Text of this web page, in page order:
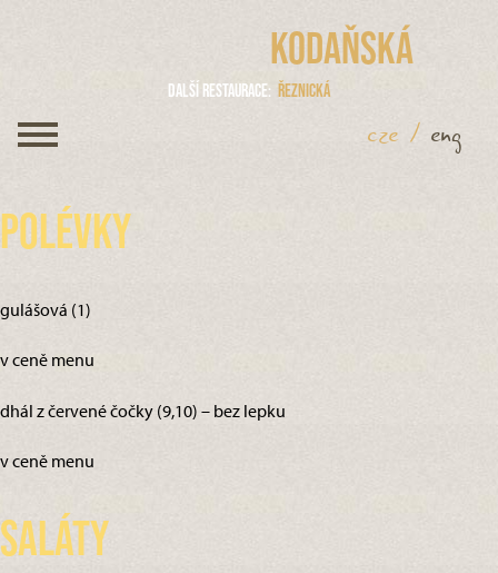
Kodaňská
Další restaurace Řeznická
cze / eng
Polévky
gulášová (1)
v ceně menu
dhál z červené čočky (9,10) – bez lepku
v ceně menu
Saláty